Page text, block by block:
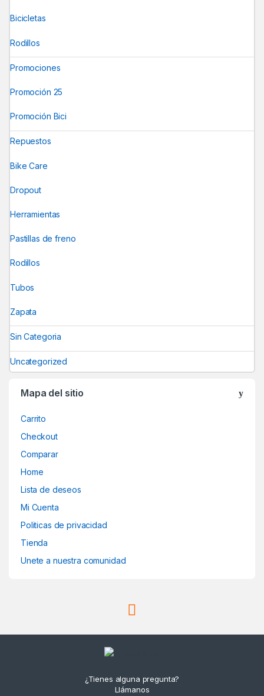
Bicicletas
Rodillos
Promociones
Promoción 25
Promoción Bici
Repuestos
Bike Care
Dropout
Herramientas
Pastillas de freno
Rodillos
Tubos
Zapata
Sin Categoria
Uncategorized
Mapa del sitio
Carrito
Checkout
Comparar
Home
Lista de deseos
Mi Cuenta
Politicas de privacidad
Tienda
Unete a nuestra comunidad
¿Tienes alguna pregunta?
Llámanos